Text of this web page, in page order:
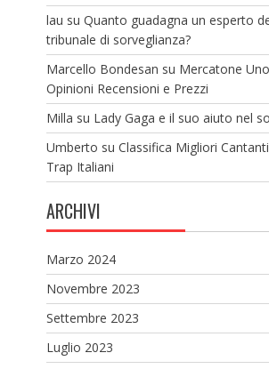
lau su Quanto guadagna un esperto
tribunale di sorveglianza?
Marcello Bondesan su Mercatone
Opinioni Recensioni e Prezzi
Milla su Lady Gaga e il suo aiuto nel
Umberto su Classifica Migliori
Trap Italiani
ARCHIVI
Marzo 2024
Novembre 2023
Settembre 2023
Luglio 2023